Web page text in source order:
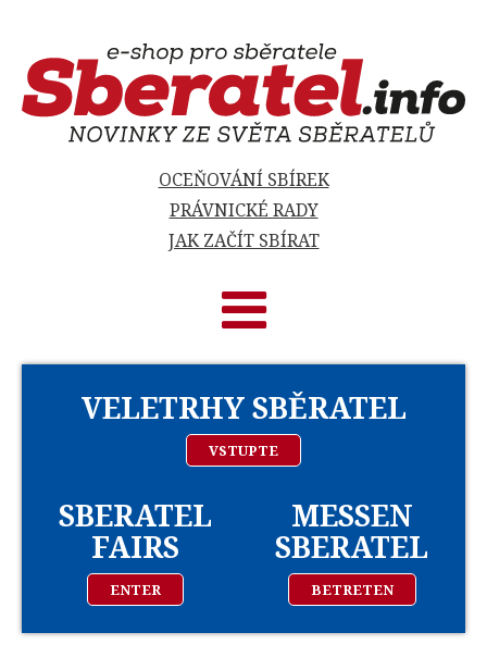
OCEŇOVÁNÍ SBÍREK
PRÁVNICKÉ RADY
JAK ZAČÍT SBÍRAT
VELETRHY SBĚRATEL
VSTUPTE
SBERATEL
FAIRS
ENTER
MESSEN
SBERATEL
BETRETEN